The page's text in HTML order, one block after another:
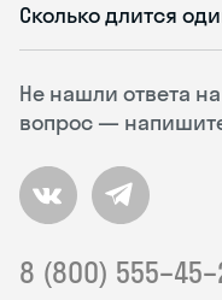
Не нашли ответа
вопрос —
8 (800)
Сколько длится